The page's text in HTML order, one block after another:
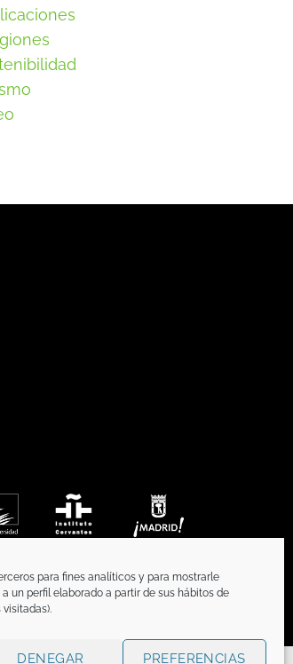
para fines analíticos y para mostrarle
un perfil elaborado a partir de sus hábitos de
DENEGAR PREFERENCIAS